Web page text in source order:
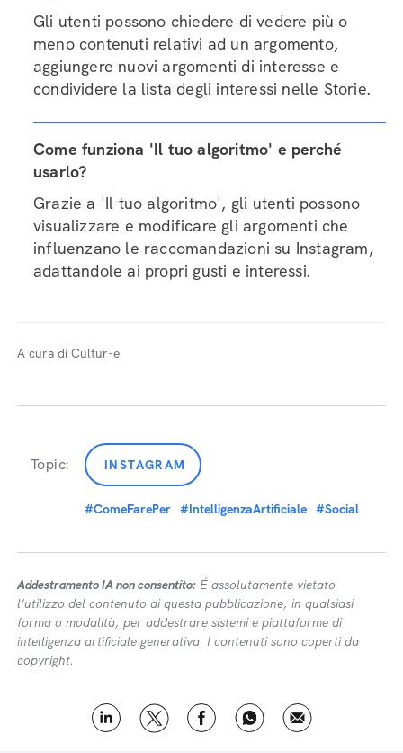
Gli utenti possono chiedere di vedere più o
meno contenuti relativi ad un argomento,
aggiungere nuovi argomenti di interesse e
condividere la lista degli interessi nelle Storie.
Come funziona 'Il tuo algoritmo' e perché
usarlo?
Grazie a 'Il tuo algoritmo', gli utenti possono
visualizzare e modificare gli argomenti che
influenzano le raccomandazioni su Instagram,
adattandole ai propri gusti e interessi.
A cura di Cultur-e
Topic: INSTAGRAM
#ComeFarePer #IntelligenzaArtificiale #Social
Addestramento IA non consentito: É assolutamente vietato
l’utilizzo del contenuto di questa pubblicazione, in qualsiasi
forma o modalità, per addestrare sistemi e piattaforme di
intelligenza artificiale generativa. I contenuti sono coperti da
copyright.